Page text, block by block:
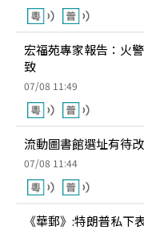
宏福苑專家報告：火
致
07/08 11:49
流動圖書館選址有待
07/08 11:44
《華郵》:特朗普私下